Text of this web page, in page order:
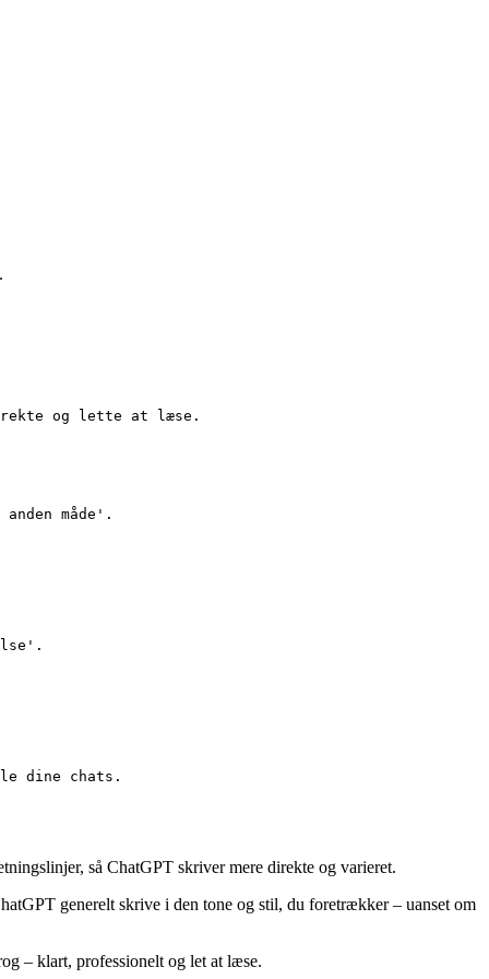
og lette at læse.
måde'.
dine chats.
så ChatGPT skriver mere direkte og varieret.
generelt skrive i den tone og stil, du foretrækker – uanset om
– klart, professionelt og let at læse.